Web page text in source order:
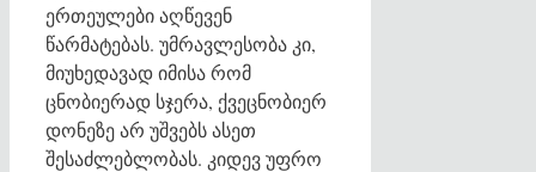
ერთეულები აღწევენ
წარმატებას. უმრავლესობა კი,
მიუხედავად იმისა რომ
ცნობიერად სჯერა, ქვეცნობიერ
დონეზე არ უშვებს ასეთ
შესაძლებლობას. კიდევ უფრო